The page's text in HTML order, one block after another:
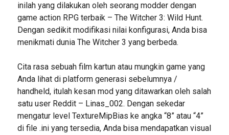
inilah yang dilakukan oleh seorang modder dengan
game action RPG terbaik – The Witcher 3: Wild Hunt.
Dengan sedikit modifikasi nilai konfigurasi, Anda bisa
menikmati dunia The Witcher 3 yang berbeda.
Cita rasa sebuah film kartun atau mungkin game yang
Anda lihat di platform generasi sebelumnya /
handheld, itulah kesan mod yang ditawarkan oleh salah
satu user Reddit – Linas_002. Dengan sekedar
mengatur level TextureMipBias ke angka “8” atau “4”
di file .ini yang tersedia, Anda bisa mendapatkan visual